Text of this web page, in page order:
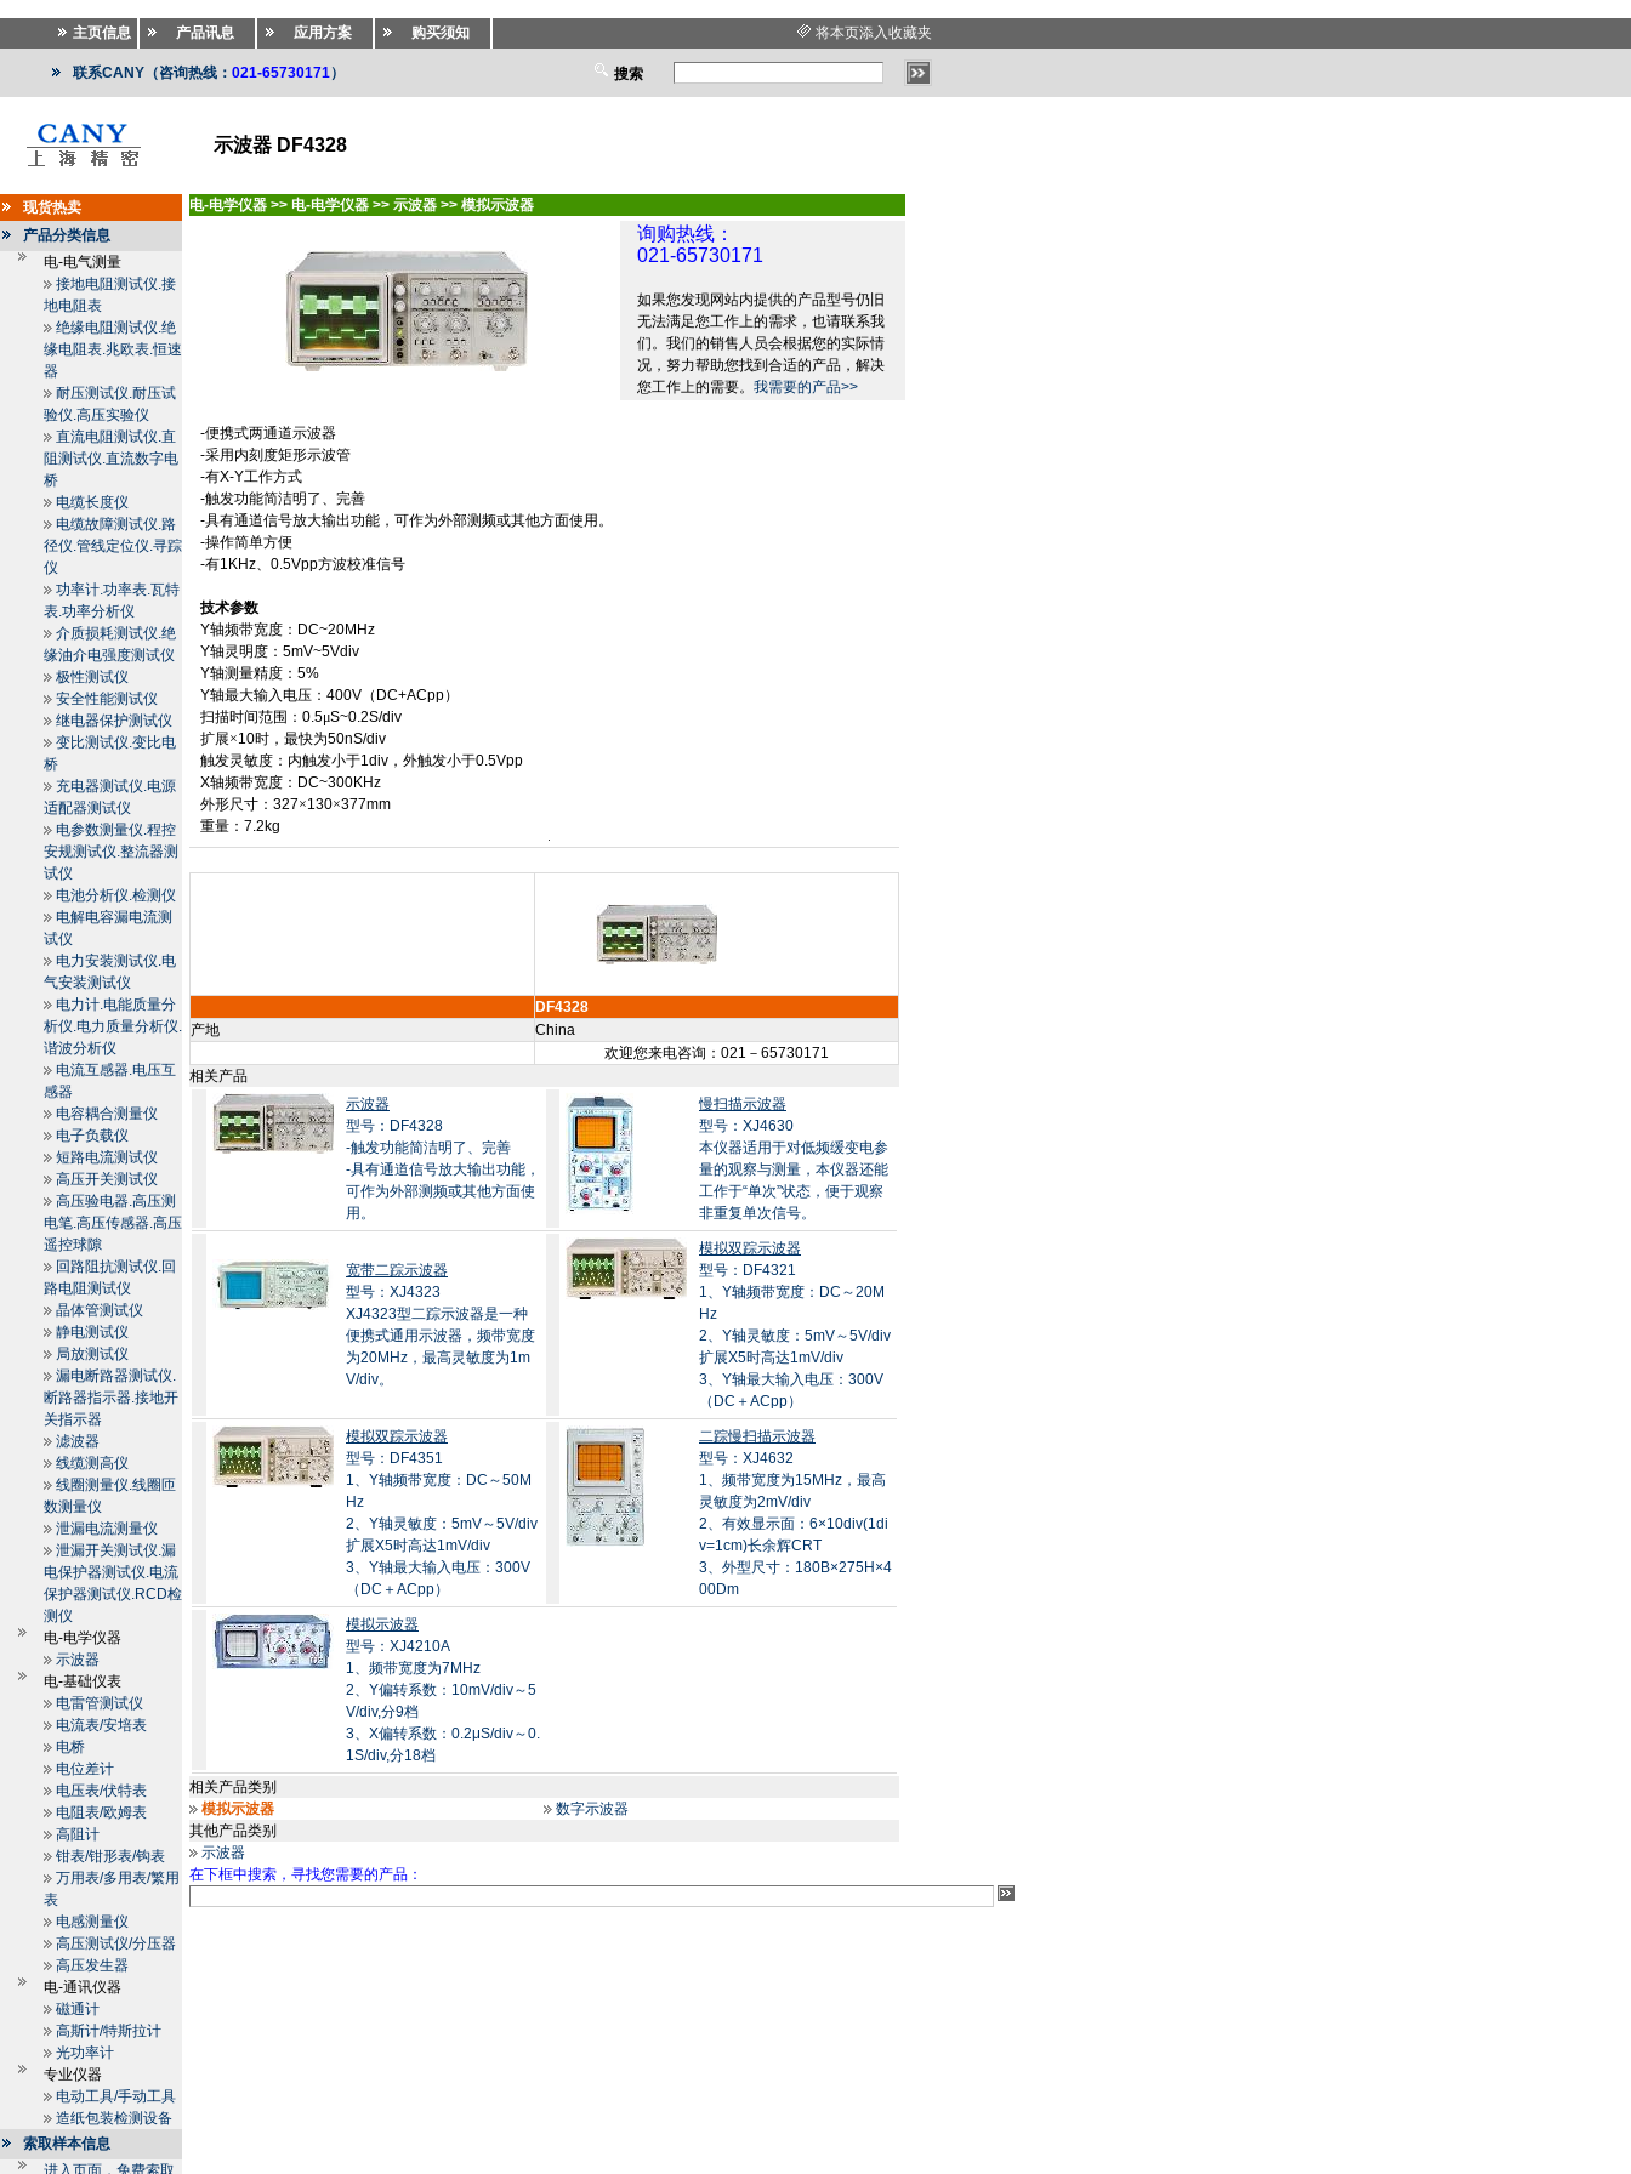
主页信息 产品讯息 应用方案 购买须知 将本页添入收藏夹
联系CANY（咨询热线： 021-65730171） 搜索
示波器 DF4328
现货热卖
产品分类信息
电-电气测量
接地电阻测试仪.接
地电阻表
绝缘电阻测试仪.绝
缘电阻表.兆欧表.恒速
器
耐压测试仪.耐压试
验仪.高压实验仪
直流电阻测试仪.直
阻测试仪.直流数字电
桥
电缆长度仪
电缆故障测试仪.路
径仪.管线定位仪.寻踪
仪
功率计.功率表.瓦特
表.功率分析仪
介质损耗测试仪.绝
缘油介电强度测试仪
极性测试仪
安全性能测试仪
继电器保护测试仪
变比测试仪.变比电
桥
充电器测试仪.电源
适配器测试仪
电参数测量仪.程控
安规测试仪.整流器测
试仪
电池分析仪.检测仪
电解电容漏电流测
试仪
电力安装测试仪.电
气安装测试仪
电力计.电能质量分
析仪.电力质量分析仪.
谐波分析仪
电流互感器.电压互
感器
电容耦合测量仪
电子负载仪
短路电流测试仪
高压开关测试仪
高压验电器.高压测
电笔.高压传感器.高压
遥控球隙
回路阻抗测试仪.回
路电阻测试仪
晶体管测试仪
静电测试仪
局放测试仪
漏电断路器测试仪.
断路器指示器.接地开
关指示器
滤波器
线缆测高仪
线圈测量仪.线圈匝
数测量仪
泄漏电流测量仪
泄漏开关测试仪.漏
电保护器测试仪.电流
保护器测试仪.RCD检
测仪
电-电学仪器
示波器
电-基础仪表
电雷管测试仪
电流表/安培表
电桥
电位差计
电压表/伏特表
电阻表/欧姆表
高阻计
钳表/钳形表/钩表
万用表/多用表/繁用
表
电感测量仪
高压测试仪/分压器
高压发生器
电-通讯仪器
磁通计
高斯计/特斯拉计
光功率计
专业仪器
电动工具/手动工具
造纸包装检测设备
索取样本信息
进入页面，免费索取
电-电学仪器 >> 电-电学仪器 >> 示波器 >> 模拟示波器
询购热线：
021-65730171
如果您发现网站内提供的产品型号仍旧
无法满足您工作上的需求，也请联系我
们。我们的销售人员会根据您的实际情
况，努力帮助您找到合适的产品，解决
您工作上的需要。 我需要的产品>>
-便携式两通道示波器
-采用内刻度矩形示波管
-有X-Y工作方式
-触发功能简洁明了、完善
-具有通道信号放大输出功能，可作为外部测频或其他方面使用。
-操作简单方便
-有1KHz、0.5Vpp方波校准信号
技术参数
Y轴频带宽度： DC~20MHz
Y轴灵明度：5mV~5Vdiv
Y轴测量精度：5%
Y轴最大输入电压：400V （ DC+ACpp）
扫描时间范围：0.5μS~0.2S/div
扩展×10时，最快为50nS/div
触发灵敏度：内触发小于1div ，外触发小于0.5Vpp
X轴频带宽度： DC~300KHz
外形尺寸：327×130×377mm
重量：7.2kg
DF4328
产地
China
欢迎您来电咨询：021－65730171
相关产品
示波器
型号：DF4328
-触发功能简洁明了、完善
-具有通道信号放大输出功能，
可作为外部测频或其他方面使
用。
慢扫描示波器
型号：XJ4630
本仪器适用于对低频缓变电参
量的观察与测量，本仪器还能
工作于“单次”状态，便于观察
非重复单次信号。
宽带二踪示波器
型号：XJ4323
XJ4323型二踪示波器是一种
便携式通用示波器，频带宽度
为20MHz，最高灵敏度为1m
V/div。
模拟双踪示波器
型号：DF4321
1、Y轴频带宽度：DC～20M
Hz
2、Y轴灵敏度：5mV～5V/div
扩展X5时高达1mV/div
3、Y轴最大输入电压：300V
（DC＋ACpp）
模拟双踪示波器
型号：DF4351
1、Y轴频带宽度：DC～50M
Hz
2、Y轴灵敏度：5mV～5V/div
扩展X5时高达1mV/div
3、Y轴最大输入电压：300V
（DC＋ACpp）
二踪慢扫描示波器
型号：XJ4632
1、频带宽度为15MHz，最高
灵敏度为2mV/div
2、有效显示面：6×10div(1di
v=1cm)长余辉CRT
3、外型尺寸：180B×275H×4
00Dm
模拟示波器
型号：XJ4210A
1、频带宽度为7MHz
2、Y偏转系数：10mV/div～5
V/div,分9档
3、X偏转系数：0.2μS/div～0.
1S/div,分18档
相关产品类别
模拟示波器
数字示波器
其他产品类别
示波器
在下框中搜索，寻找您需要的产品：